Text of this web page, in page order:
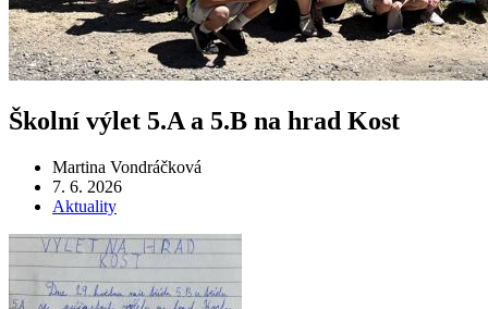
Školní výlet 5.A a 5.B na hrad Kost
Martina Vondráčková
7. 6. 2026
Aktuality